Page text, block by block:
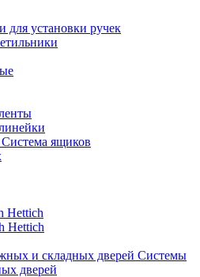
установки ручек
Система ящиков
Hettich
Hettich
Системы
дверей